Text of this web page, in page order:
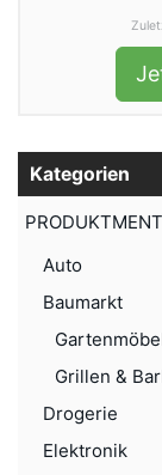
Kategorien
Auto
Baumarkt
Grillen &
Drogerie
Elektronik